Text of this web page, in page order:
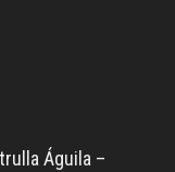
Águila –